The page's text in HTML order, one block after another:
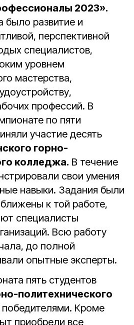
2023».
было развитие и
перспективной
специалистов,
уровнем
мастерства,
профессий. В
по пяти
участие десять
горно-
колледжа. В течение
свои умения
навыки. Задания были
к той работе,
специалисты
Всю работу
до полной
опытные эксперты.
пять студентов
политехнического
победителями. Кроме
приобрели все